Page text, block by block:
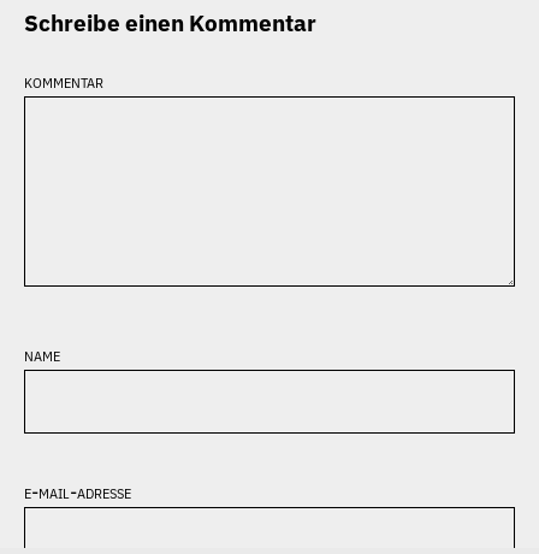
Schreibe einen Kommentar
kommentar
name
e-mail-adresse